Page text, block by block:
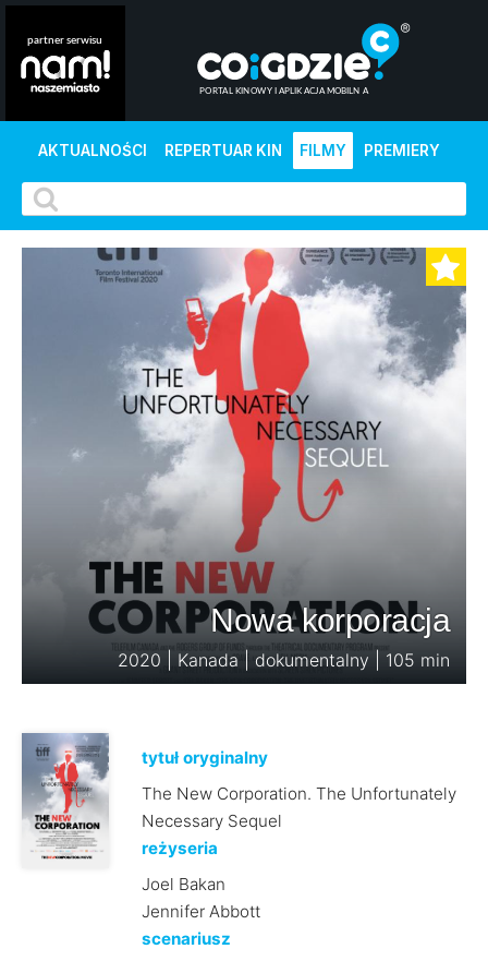
AKTUALNOŚCI REPERTUAR KIN FILMY PREMIERY
Nowa korporacja
2020 | Kanada | dokumentalny | 105 min
tytuł oryginalny
The New Corporation. The Unfortunately
Necessary Sequel
reżyseria
Joel Bakan
Jennifer Abbott
scenariusz